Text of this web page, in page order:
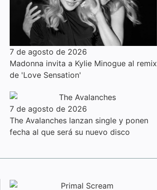
7 de agosto de 2026
Madonna invita a Kylie Minogue al remix
de 'Love Sensation'
7 de agosto de 2026
The Avalanches lanzan single y ponen
fecha al que será su nuevo disco